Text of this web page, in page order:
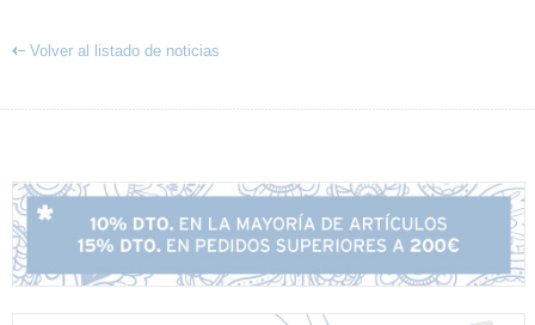
Volver al listado de noticias